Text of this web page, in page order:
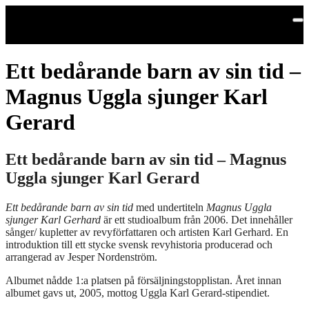
Ett bedårande barn av sin tid –
Magnus Uggla sjunger Karl
Gerard
Ett bedårande barn av sin tid – Magnus
Uggla sjunger Karl Gerard
Ett bedårande barn av sin tid med undertiteln Magnus Uggla
sjunger Karl Gerhard är ett studioalbum från 2006. Det innehåller
sånger/ kupletter av revyförfattaren och artisten Karl Gerhard. En
introduktion till ett stycke svensk revyhistoria producerad och
arrangerad av Jesper Nordenström.
Albumet nådde 1:a platsen på försäljningstopplistan. Året innan
albumet gavs ut, 2005, mottog Uggla Karl Gerard-stipendiet.